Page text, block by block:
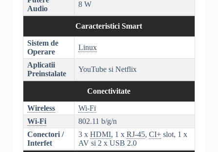
Audio
8 W
Caracteristici Smart
Sistem de
Operare
Linux
Aplicatii
Preinstalate
YouTube si Netflix
Conectivitate
Wireless
Wi-Fi
Wi-Fi
802.11 b/g/n
Conectori /
Interfet
3 x HDMI, 1 x RJ-45, CI+slot, 1 x
AV si 2 x USB 2.0